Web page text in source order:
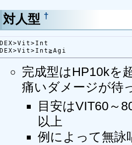
対人型 †
DEX>Vit>Int
DEX>Vit>Int≧Agi
完成型はHP10kを
痛いダメージが待
目安はVIT60～
以上
例によって無詠